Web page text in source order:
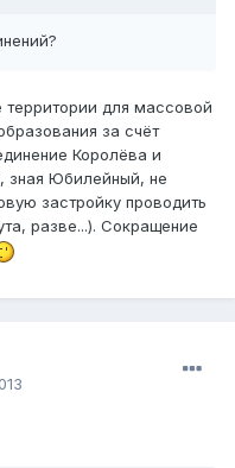
для массовой
за счёт
Королёва и
зная Юбилейный, не
застройку проводить
разве...). Сокращение